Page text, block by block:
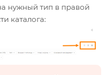
нужный тип в правой
каталога: